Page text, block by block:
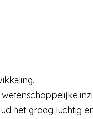
het graag luchtig